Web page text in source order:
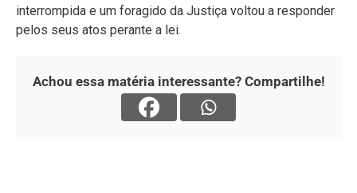
interrompida e um foragido da Justiça voltou a responder
pelos seus atos perante a lei.
Achou essa matéria interessante? Compartilhe!